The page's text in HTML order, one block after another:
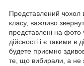
Представлений чохол
класу, важливо
представлені на фото
дійсності і є такими в
будете приємно
те, що вибирали, а не